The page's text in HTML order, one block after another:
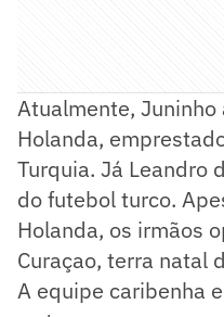
Atualmente,
Holanda,
Turquia. Já Leandro
do futebol turco.
Holanda, os irmãos
Curaçao, terra natal
A equipe caribenha